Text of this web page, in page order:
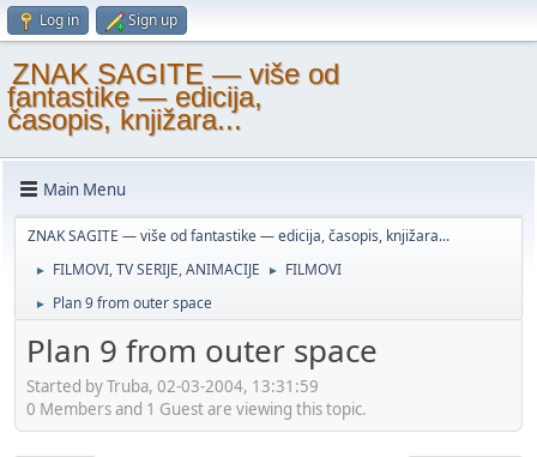
Log in Sign up
ZNAK SAGITE — više od
fantastike — edicija,
časopis, knjižara...
Main Menu
ZNAK SAGITE — više od fantastike — edicija, časopis, knjižara...
► FILMOVI, TV SERIJE, ANIMACIJE ► FILMOVI
► Plan 9 from outer space
Plan 9 from outer space
Started by Truba, 02-03-2004, 13:31:59
0 Members and 1 Guest are viewing this topic.